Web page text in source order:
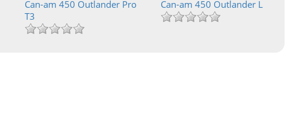
Can-am 450 Outlander Pro
T3
Can-am 450 Outlander L